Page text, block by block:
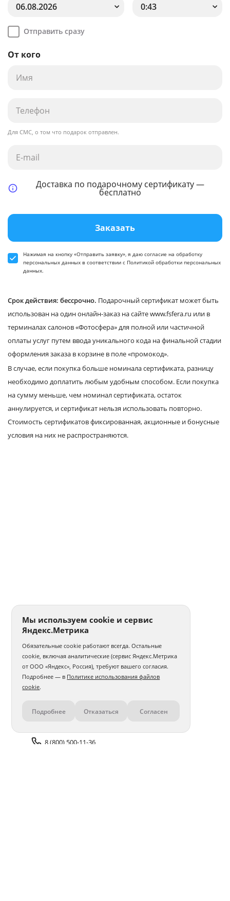
06.08.2026
0:43
Отправить сразу
От кого
Для СМС, о том что подарок отправлен.
Доставка по подарочному сертификату —
бесплатно
Заказать
Нажимая на кнопку «Отправить заявку», я даю согласие на обработку
персональных данных в соответствии с Политикой обработки персональных
данных.
Срок действия: бессрочно. Подарочный сертификат может быть
использован на один онлайн-заказ на сайте www.fsfera.ru или в
терминалах салонов «Фотосфера» для полной или частичной
оплаты услуг путем ввода уникального кода на финальной стадии
оформления заказа в корзине в поле «промокод».
В случае, если покупка больше номинала сертификата, разницу
необходимо доплатить любым удобным способом. Если покупка
на сумму меньше, чем номинал сертификата, остаток
аннулируется, и сертификат нельзя использовать повторно.
Стоимость сертификатов фиксированная, акционные и бонусные
условия на них не распространяются.
Контакты
8 (800) 500-11-36
Мы используем cookie и сервис
Яндекс.Метрика
Обязательные cookie работают всегда. Остальные
cookie, включая аналитические (сервис Яндекс.Метрика
от ООО «Яндекс», Россия), требуют вашего согласия.
Подробнее — в Политике использования файлов
cookie.
Подробнее Отказаться Согласен